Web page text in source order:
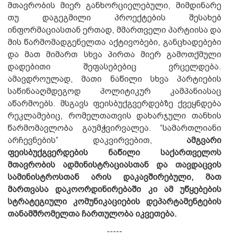
მთავრობის მიერ განხორციელებული, მიმდინარე
თუ დაგეგმილი პროექტების შესახებ
ინფორმაციასთან ერთად, მმართველი პარტიისა და
მის წარმომადგენელთა აქტივობები, განცხადებები
და მათ მიმართ სხვა პირთა მიერ გამოთქმული
დადებითი შეფასებებიც ვრცელდება.
ამავდროულად, მათი ნაწილი სხვა პარტიების
საწინააღმდეგოდ პოლიტიკურ კამპანიასაც
აწარმოებს. მსგავს ფეისბუქგვერდებზე ქვეყნდება
რეკლამებიც, რომელთათვის დახარჯული თანხის
წარმომავლობა გაუმჭვირვალეა. “სამართლიანი
არჩევნების” დაკვირვებით, ამგვარი
ფეისბუქგვერდების ნაწილი საქართველოს
მთავრობის ადმინისტრაციასთან და თავდაცვის
სამინისტროსთან არის დაკავშირებული, მათ
მართვასა დაკოორდინირებაში კი ამ უწყებების
სტრატეგიული კომუნიკაციების დეპარტამენტების
თანამშრომელთა ჩართულობა იკვეთება.
-----